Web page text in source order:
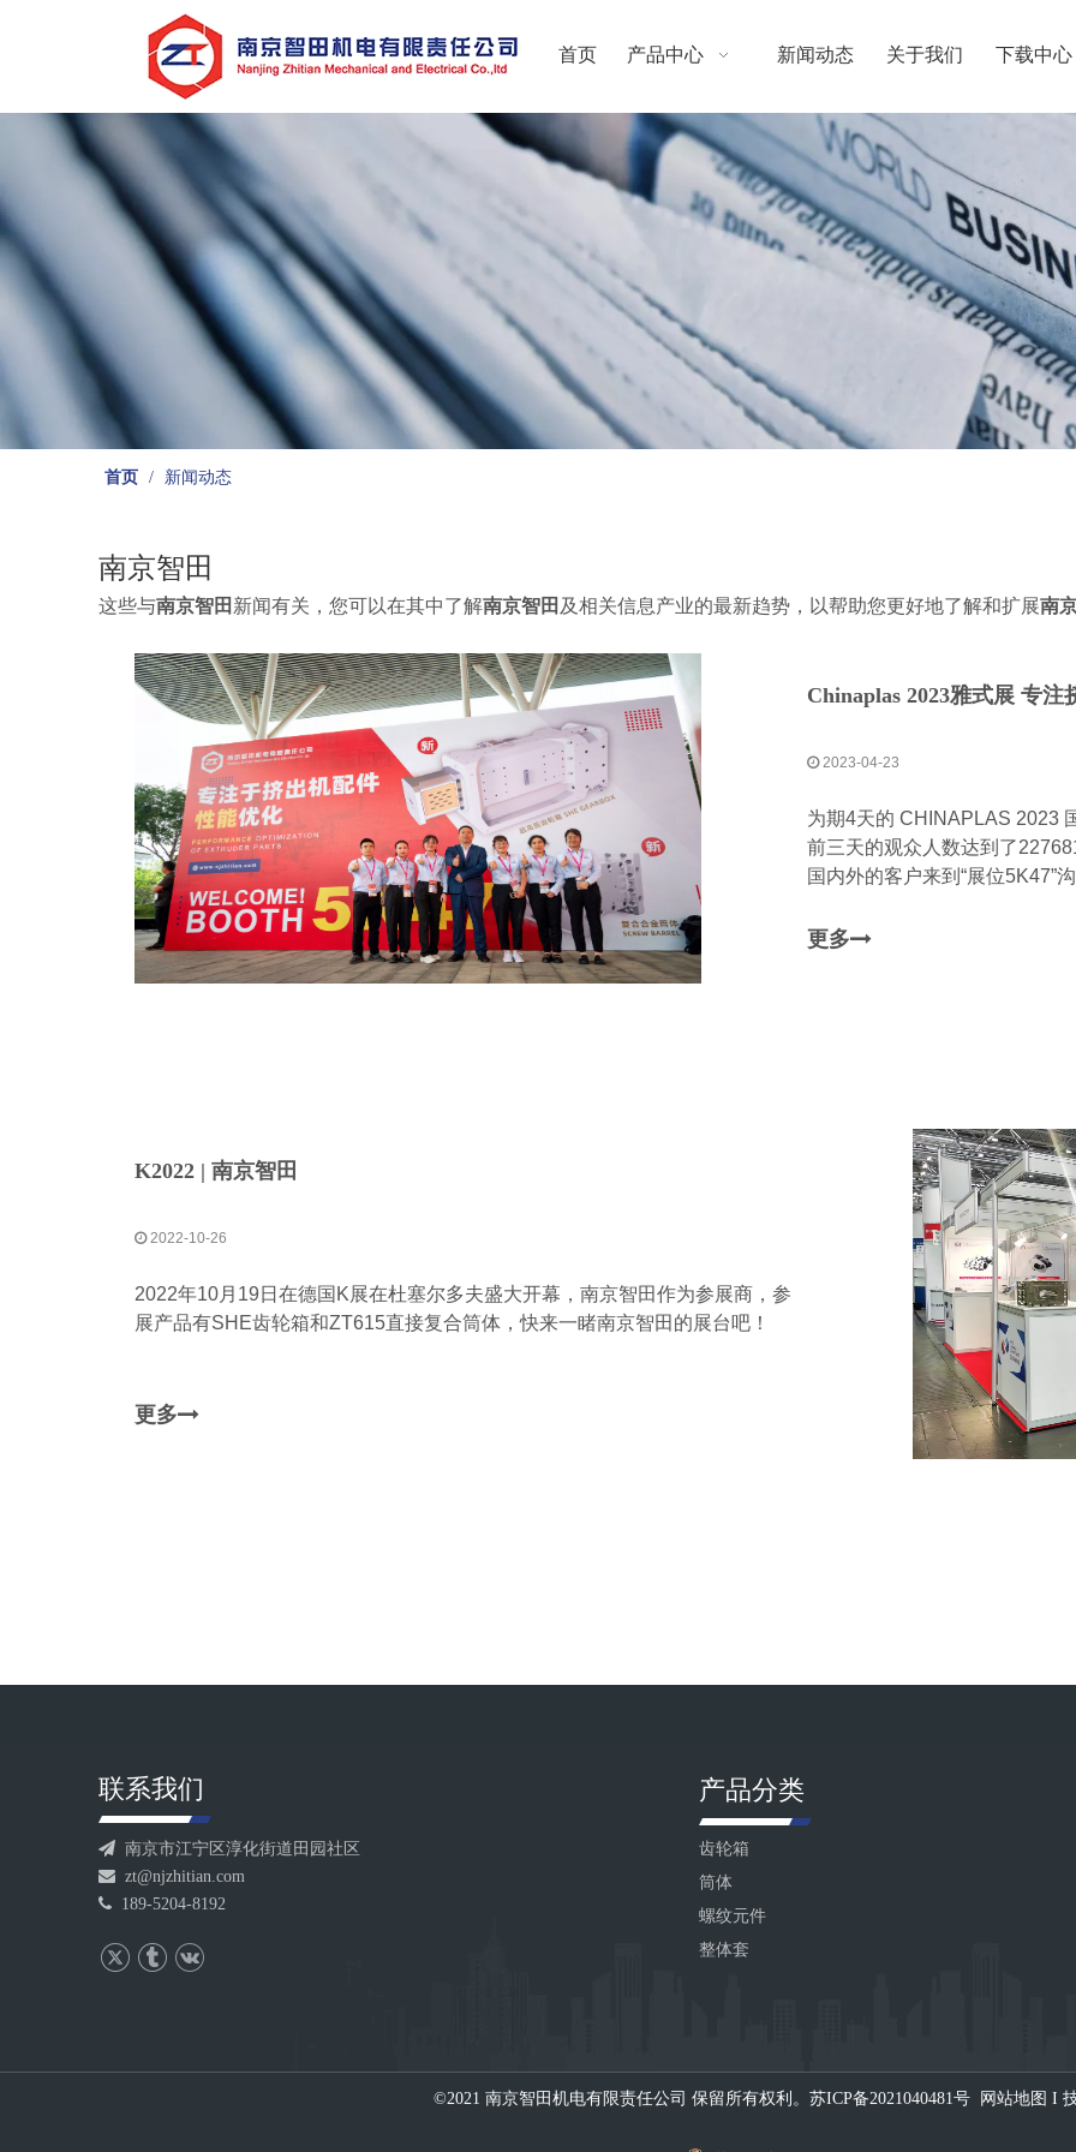
首页 产品中心 新闻动态 关于我们 下载中心
首页 / 新闻动态
南京智田
这些与南京智田 新闻有关，您可以在其中了解南京智田 及相关信息产业的最新趋势，以帮助您更好地了解和扩展南
Chinaplas 2023雅式展 专
2023-04-23
为期4天的 CHINAPLAS 2023
前三天的观众人数达到了
国内外的客户来到“展位5K47”沟
更多
K2022 | 南京智田
2022-10-26
2022年10月19日在德国K展在杜塞尔多夫盛大开幕，南京智田作为参展商，参
展产品有SHE齿轮箱和ZT615直接复合筒体，快来一睹南京智田的展台吧！
更多
联系我们
 南京市江宁区淳化街道田园社区
 zt@njzhitian.com
 189-5204-8192
产品分类
齿轮箱
筒体
螺纹元件
整体套
©2021 南京智田机电有限责任公司 保留所有权利。 苏ICP备2021040481号 网站地图 I